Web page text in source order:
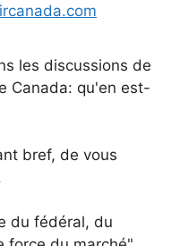
les discussions de
Canada: qu'en est-
bref, de vous
du fédéral, du